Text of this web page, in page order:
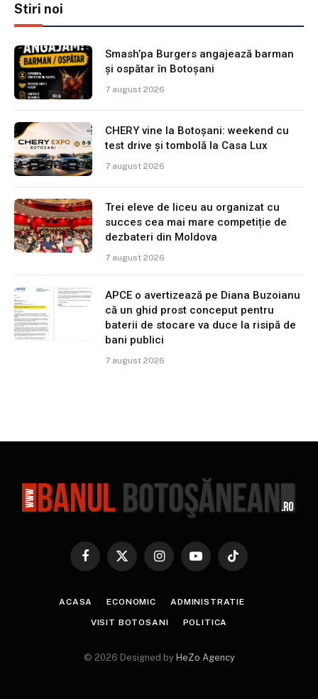
Stiri noi
Smash’pa Burgers angajează barman
și ospătar în Botoșani
7 august 2026
CHERY vine la Botoșani: weekend cu
test drive și tombolă la Casa Lux
7 august 2026
Trei eleve de liceu au organizat cu
succes cea mai mare competiție de
dezbateri din Moldova
7 august 2026
APCE o avertizează pe Diana Buzoianu
că un ghid prost conceput pentru
baterii de stocare va duce la risipă de
bani publici
7 august 2026
Facebook
X
InstagramYouTubeTikTok
ACASA ECONOMIC ADMINISTRATIE
VISIT BOTOSANI POLITICA
© 2026 Designed by HeZo Agency